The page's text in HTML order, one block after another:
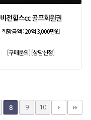
비전힐스cc 골프회원권
희망금액 :20억 3,000만원
[구매문의][상담신청]
8 9 10